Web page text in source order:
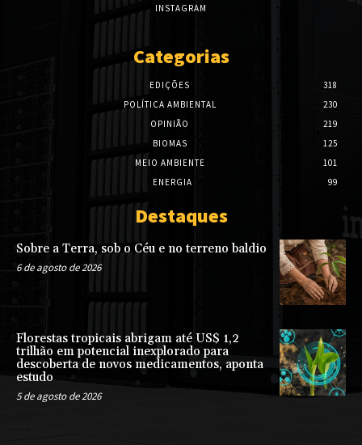
INSTAGRAM
Categorias
EDIÇÕES
318
POLÍTICA AMBIENTAL
230
OPINIÃO
219
BIOMAS
125
MEIO AMBIENTE
101
ENERGIA
99
Destaques
Sobre a Terra, sob o Céu e no terreno baldio
6 de agosto de 2026
Florestas tropicais abrigam até US$ 1,2
trilhão em potencial inexplorado para
descoberta de novos medicamentos, aponta
estudo
5 de agosto de 2026